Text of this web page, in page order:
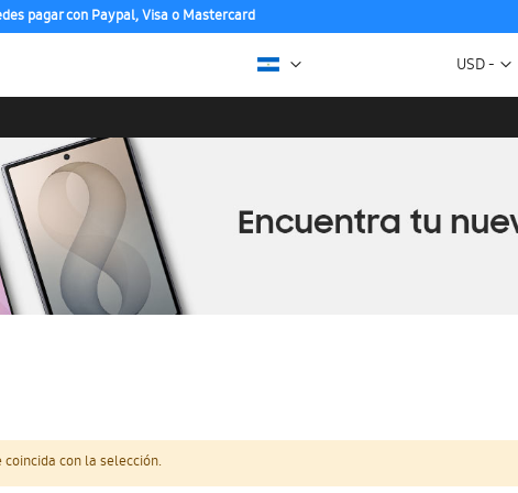
pagar con Paypal, Visa o Mastercard
USD -
con la selección.